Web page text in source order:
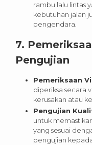
rambu lalu lintas
kebutuhan jalan
pengendara.
7.
Pengujian
Pemeriksaan
diperiksa secara
kerusakan atau
Pengujian
untuk
yang sesuai
pengujian